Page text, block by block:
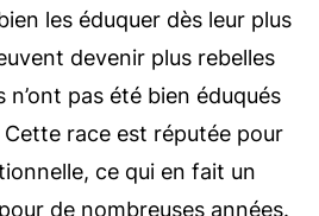
les éduquer dès leur plus
devenir plus rebelles
n’ont pas été bien éduqués
race est réputée pour
ce qui en fait un
de nombreuses années.